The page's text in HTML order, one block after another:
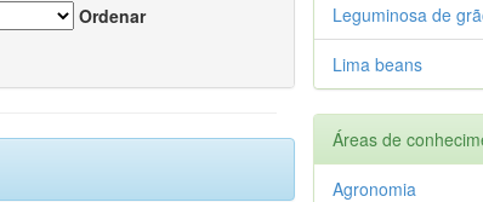
Ordenar
Leguminosa de
Lima beans
Áreas de
Agronomia